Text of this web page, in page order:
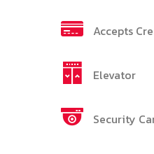
Accepts
Elevator
Security